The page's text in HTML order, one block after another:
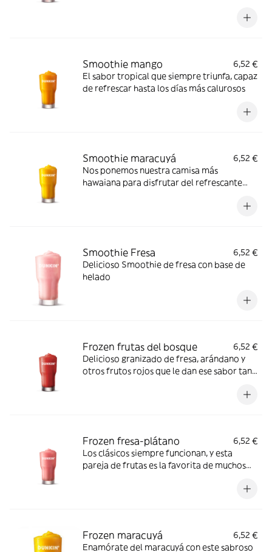
Smoothie mango
6,52 €
El sabor tropical que siempre triunfa, capaz
de refrescar hasta los días más calurosos
Smoothie maracuyá
6,52 €
Nos ponemos nuestra camisa más
hawaiana para disfrutar del refrescante
Smoothie Fresa
6,52 €
Delicioso Smoothie de fresa con base de
helado
Frozen frutas del bosque
6,52 €
Delicioso granizado de fresa, arándano y
otros frutos rojos que le dan ese sabor tan
Frozen fresa-plátano
6,52 €
Los clásicos siempre funcionan, y esta
pareja de frutas es la favorita de muchos
Frozen maracuyá
6,52 €
Enamórate del maracuyá con este sabroso